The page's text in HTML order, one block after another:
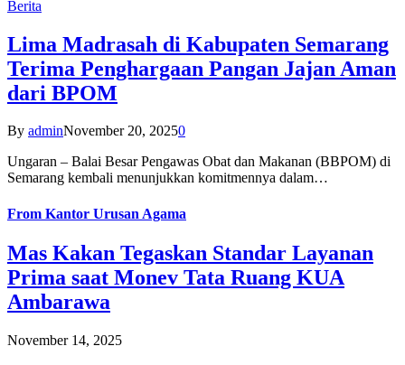
Berita
Lima Madrasah di Kabupaten Semarang
Terima Penghargaan Pangan Jajan Aman
dari BPOM
By adminNovember 20, 20250
Ungaran – Balai Besar Pengawas Obat dan Makanan (BBPOM) di
Semarang kembali menunjukkan komitmennya dalam…
From Kantor Urusan Agama
Mas Kakan Tegaskan Standar Layanan
Prima saat Monev Tata Ruang KUA
Ambarawa
November 14, 2025